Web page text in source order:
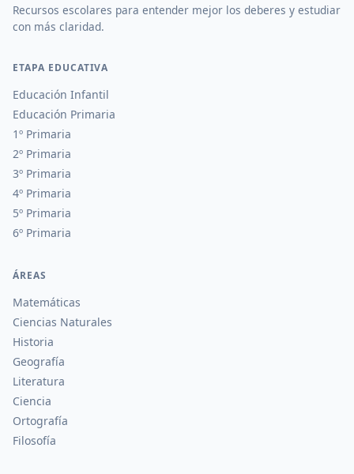
Recursos escolares para entender mejor los deberes y estudiar
con más claridad.
ETAPA EDUCATIVA
Educación Infantil
Educación Primaria
1º Primaria
2º Primaria
3º Primaria
4º Primaria
5º Primaria
6º Primaria
ÁREAS
Matemáticas
Ciencias Naturales
Historia
Geografía
Literatura
Ciencia
Ortografía
Filosofía